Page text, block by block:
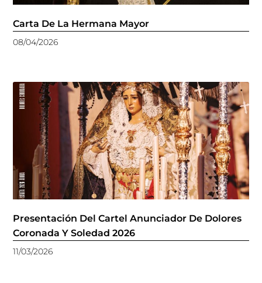
Carta De La Hermana Mayor
08/04/2026
Presentación Del Cartel Anunciador De Dolores
Coronada Y Soledad 2026
11/03/2026